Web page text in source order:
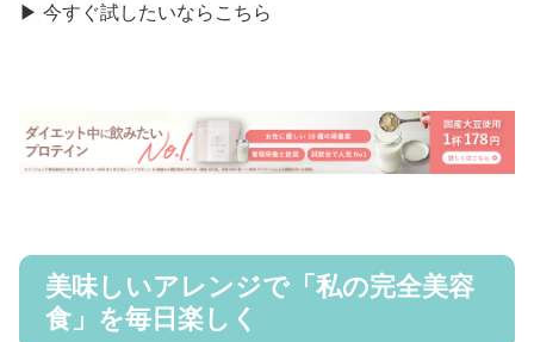
▶ 今すぐ試したいならこちら
美味しいアレンジで「私の完全美容
食」を毎日楽しく